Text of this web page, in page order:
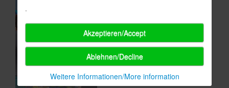
.
Akzeptieren/Accept
Ablehnen/Decline
Weitere Informationen/More information